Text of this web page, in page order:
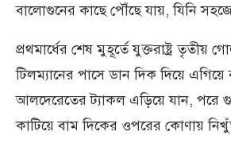
বালোগুনের কাছে পৌঁছে যায়, যিনি
প্রথমার্ধের শেষ মুহূর্তে যুক্তরাষ্ট্র তৃতীয়
টিলম্যানের পাসে ডান দিক দিয়ে
আলদেরেতের ট্যাকল এড়িয়ে যান, পরে
কাটিয়ে বাম দিকের ওপরের কোণায়